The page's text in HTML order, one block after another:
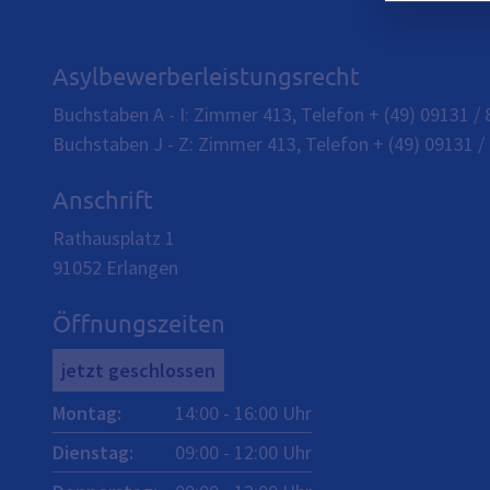
Asylbewerberleistungsrecht
Buchstaben A - I: Zimmer 413, Telefon + (49) 09131 /
Buchstaben J - Z: Zimmer 413, Telefon + (49) 09131 /
Anschrift
Rathausplatz 1
91052 Erlangen
Öffnungszeiten
jetzt geschlossen
Montag: 14:00 - 16:00 Uhr
Dienstag: 09:00 - 12:00 Uhr